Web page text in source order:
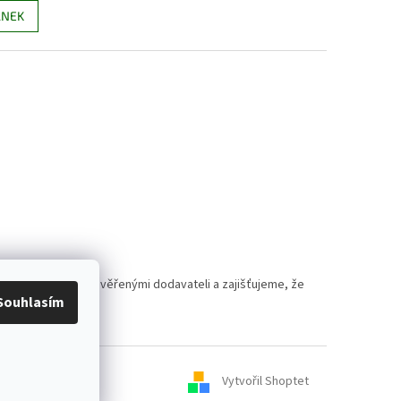
s prověřenými dodavateli a zajišťujeme, že
Vytvořil Shoptet